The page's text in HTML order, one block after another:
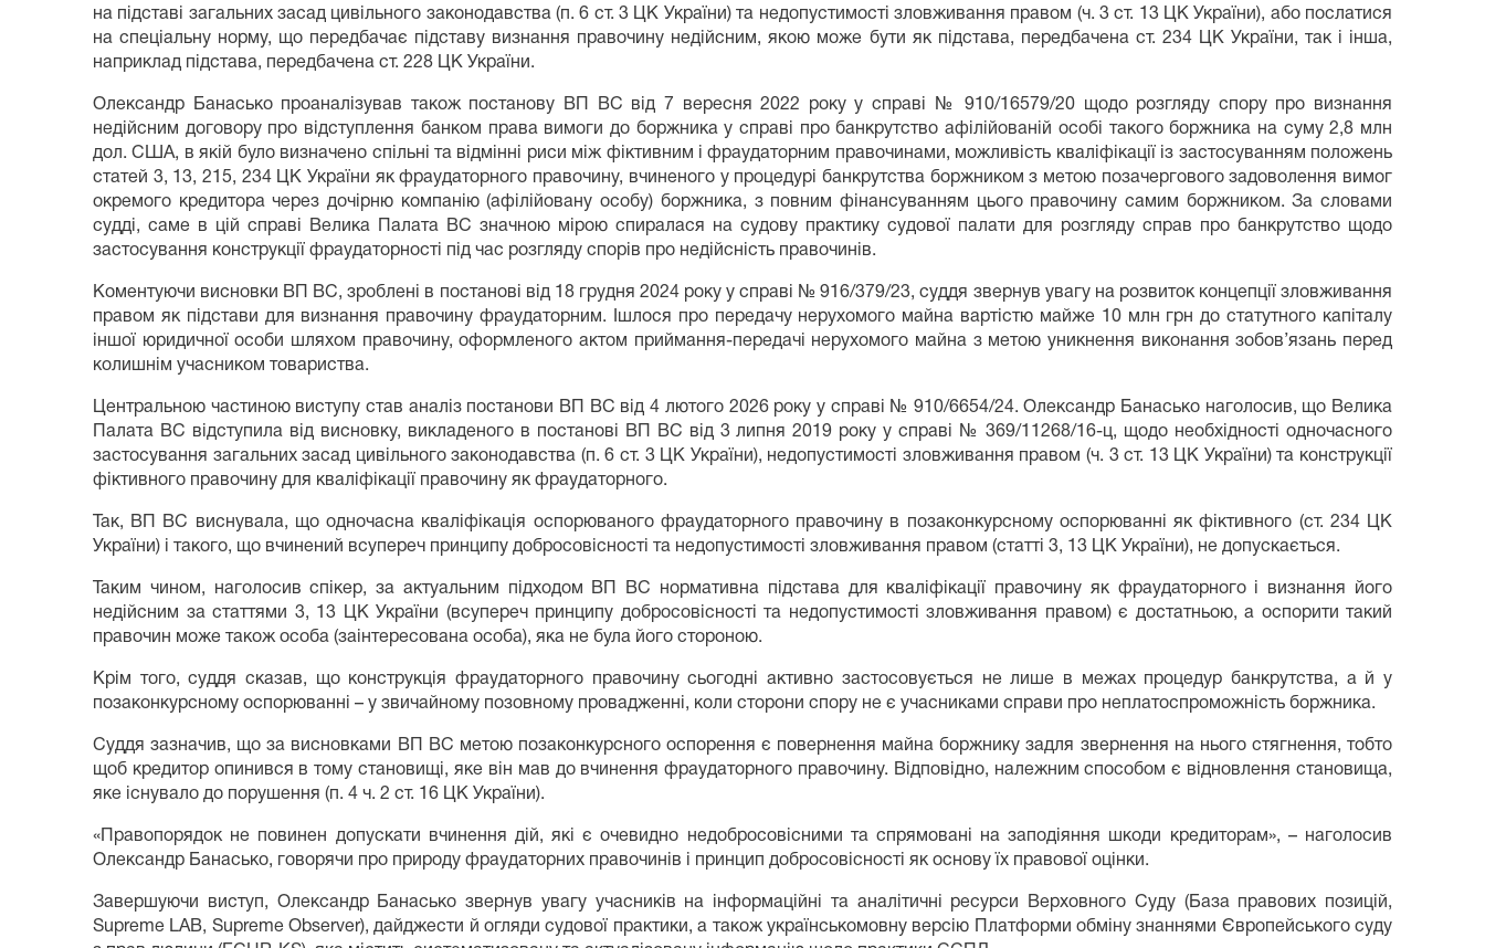
на підставі загальних засад цивільного законодавства (п. 6 ст. 3 ЦК України) та недопустимості зловживання правом (ч. 3 ст. 13 ЦК України), або послатися
на спеціальну норму, що передбачає підставу визнання правочину недійсним, якою може бути як підстава, передбачена ст. 234 ЦК України, так і інша,
наприклад підстава, передбачена ст. 228 ЦК України.
Олександр Банасько проаналізував також постанову ВП ВС від 7 вересня 2022 року у справі № 910/16579/20 щодо розгляду спору про визнання
недійсним договору про відступлення банком права вимоги до боржника у справі про банкрутство афілійованій особі такого боржника на суму 2,8 млн
дол. США, в якій було визначено спільні та відмінні риси між фіктивним і фраудаторним правочинами, можливість кваліфікації із застосуванням положень
статей 3, 13, 215, 234 ЦК України як фраудаторного правочину, вчиненого у процедурі банкрутства боржником з метою позачергового задоволення вимог
окремого кредитора через дочірню компанію (афілійовану особу) боржника, з повним фінансуванням цього правочину самим боржником. За словами
судді, саме в цій справі Велика Палата ВС значною мірою спиралася на судову практику судової палати для розгляду справ про банкрутство щодо
застосування конструкції фраудаторності під час розгляду спорів про недійсність правочинів.
Коментуючи висновки ВП ВС, зроблені в постанові від 18 грудня 2024 року у справі № 916/379/23, суддя звернув увагу на розвиток концепції зловживання
правом як підстави для визнання правочину фраудаторним. Ішлося про передачу нерухомого майна вартістю майже 10 млн грн до статутного капіталу
іншої юридичної особи шляхом правочину, оформленого актом приймання-передачі нерухомого майна з метою уникнення виконання зобов’язань перед
колишнім учасником товариства.
Центральною частиною виступу став аналіз постанови ВП ВС від 4 лютого 2026 року у справі № 910/6654/24. Олександр Банасько наголосив, що Велика
Палата ВС відступила від висновку, викладеного в постанові ВП ВС від 3 липня 2019 року у справі № 369/11268/16-ц, щодо необхідності одночасного
застосування загальних засад цивільного законодавства (п. 6 ст. 3 ЦК України), недопустимості зловживання правом (ч. 3 ст. 13 ЦК України) та конструкції
фіктивного правочину для кваліфікації правочину як фраудаторного.
Так, ВП ВС виснувала, що одночасна кваліфікація оспорюваного фраудаторного правочину в позаконкурсному оспорюванні як фіктивного (ст. 234 ЦК
України) і такого, що вчинений всупереч принципу добросовісності та недопустимості зловживання правом (статті 3, 13 ЦК України), не допускається.
Таким чином, наголосив спікер, за актуальним підходом ВП ВС нормативна підстава для кваліфікації правочину як фраудаторного і визнання його
недійсним за статтями 3, 13 ЦК України (всупереч принципу добросовісності та недопустимості зловживання правом) є достатньою, а оспорити такий
правочин може також особа (заінтересована особа), яка не була його стороною.
Крім того, суддя сказав, що конструкція фраудаторного правочину сьогодні активно застосовується не лише в межах процедур банкрутства, а й у
позаконкурсному оспорюванні – у звичайному позовному провадженні, коли сторони спору не є учасниками справи про неплатоспроможність боржника.
Суддя зазначив, що за висновками ВП ВС метою позаконкурсного оспорення є повернення майна боржнику задля звернення на нього стягнення, тобто
щоб кредитор опинився в тому становищі, яке він мав до вчинення фраудаторного правочину. Відповідно, належним способом є відновлення становища,
яке існувало до порушення (п. 4 ч. 2 ст. 16 ЦК України).
«Правопорядок не повинен допускати вчинення дій, які є очевидно недобросовісними та спрямовані на заподіяння шкоди кредиторам», – наголосив
Олександр Банасько, говорячи про природу фраудаторних правочинів і принцип добросовісності як основу їх правової оцінки.
Завершуючи виступ, Олександр Банасько звернув увагу учасників на інформаційні та аналітичні ресурси Верховного Суду (База правових позицій,
Supreme LAB, Supreme Observer), дайджести й огляди судової практики, а також українськомовну версію Платформи обміну знаннями Європейського суду